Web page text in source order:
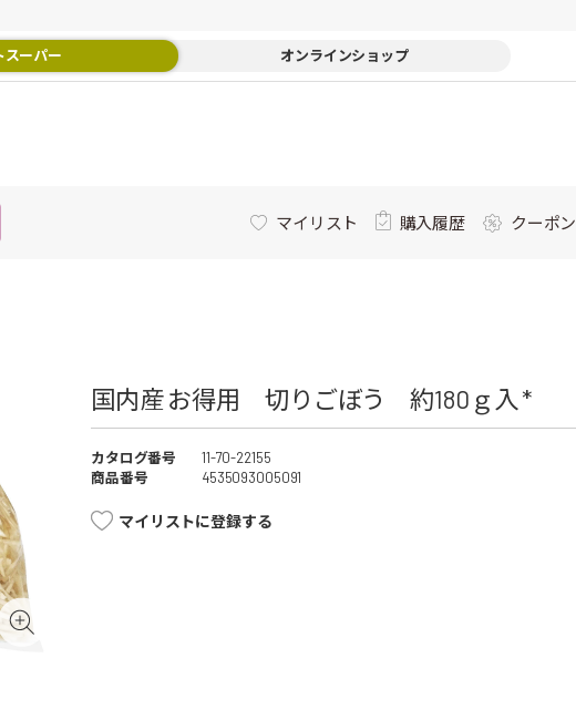
スーパー オンラインショップ
マイリスト 購入履歴 クーポン
国内産 お得用 切りごぼう 約180ｇ入 *
カタログ番号
11-70-22155
商品番号
4535093005091
マイリストに登録する